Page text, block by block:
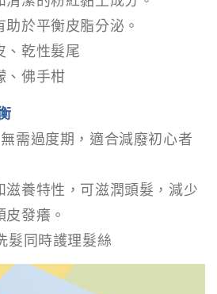
於平衡皮脂分泌。
、乾性髮尾
、佛手柑
需過度期，適合減廢初心者
滋養特性，可滋潤頭髮，減少
發癢。
髮同時護理髮絲